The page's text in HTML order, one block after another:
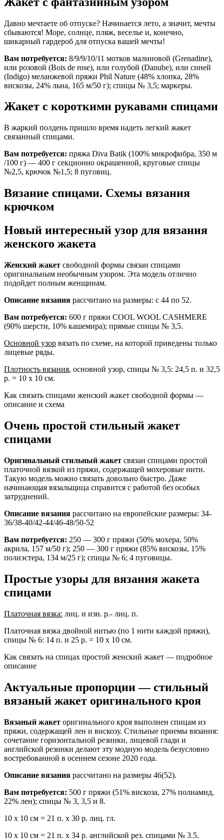
Давно мечтаете об отпуске? Начинается лето, а значит, мечты
сбываются! Море, солнце, пляж, веселье и, конечно,
шикарный гардероб для отпуска вашей мечты!
Вам потребуется: 8/9/9/10/11 мотков малиновой (Grenadine),
или розовой (Bois de rose), или голубой (Danube), или синей
(Indigo) меланжевой пряжи Phil Nature (48% хлопка, 28%
вискозы, 24% льна, 165 м/50 г); спицы № 3,5; маркеры.
Жакет с короткими рукавами спицами
В жаркий полдень пришло время надеть легкий жакет
связанный спицами.
Вам потребуется: пряжа Diva Batik (100% микрофибра, 350 м
/100 г) — 400 г секционно окрашенной, круговые спицы
№2,5, крючок №1,5; 8 пуговиц.
Вязание спицами. Схемы вязания
крючком
Новый интересный узор для вязания
женского жакета
Женский жакет свободной формы связан спицами
оригинальным необычным узором. Эта модель отлично
подойдет полным женщинам.
Описание вязания рассчитано на размеры: с 44 по 52.
Вам потребуется: 600 г пряжи COOL WOOL CASHMERE
(90% шерсти, 10% кашемира); прямые спицы № 3,5.
Основной узор вязать по схеме, на которой приведены только
лицевые ряды.
Плотность вязания, основной узор, спицы № 3,5: 24,5 п. и 32,5
р. = 10 х 10 см.
Как связать спицами женский жакет свободной формы —
описание и схема
Очень простой стильный жакет
спицами
Оригинальный стильный жакет связан спицами простой
платочной вязкой из пряжи, содержащей мохеровые нити.
Такую модель можно связать довольно быстро. Даже
начинающая вязальщица справится с работой без особых
затруднений.
Описание вязания рассчитано на европейские размеры: 34-
36/38-40/42-44/46-48/50-52
Вам потребуется: 250 — 300 г пряжи (50% мохера, 50%
акрила, 157 м/50 г); 250 — 300 г пряжи (85% вискозы, 15%
полиэстера, 134 м/25 г); спицы № 6; 4 пуговицы.
Простые узоры для вязания жакета
спицами
Платочная вязка: лиц. и изн. р.- лиц. п.
Платочная вязка двойной нитью (по 1 нити каждой пряжи),
спицы № 6: 14 п. и 25 р. = 10 х 10 см.
Как связать на спицах простой женский жакет — подробное
описание
Актуальные пропорции — стильный
вязаный жакет оригинального кроя
Вязаный жакет оригинального кроя выполнен спицам из
пряжи, содержащей лен и вискозу. Стильные приемы вязания:
сочетание горизонтальной резинки, лицевой глади и
английской резинки делают эту модную модель безусловно
востребованной в осеннем сезоне 2020 года.
Описание вязания рассчитано на размеры 46(52).
Вам потребуется: 500 г пряжи (51% вискоза, 27% полиамид,
22% лен); спицы № 3, 3,5 и 8.
10 х 10 см = 21 п. х 30 р. лиц. гл.
10 х 10 см = 21 п. х 34 р. английской рез. спицами № 3.5.